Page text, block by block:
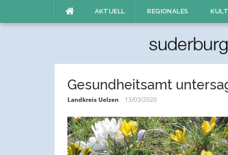
AKTUELL REGIONALES
Gesundheitsamt
Landkreis Uelzen 13/03/2020